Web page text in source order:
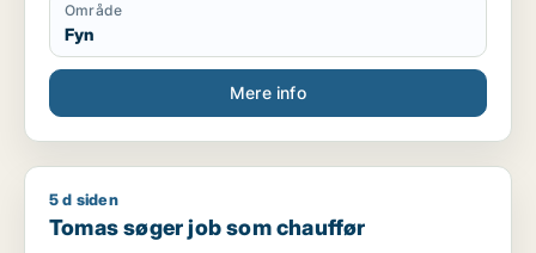
Område
Fyn
Mere info
Tomas søger job som chauffør
5 d siden
Tomas søger job som chauffør